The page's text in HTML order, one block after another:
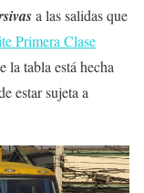
a las salidas que
Primera Clase
la tabla está hecha
estar sujeta a